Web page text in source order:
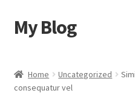
Skip
to
Skip
to
My Blog
Cart
Home Uncategorized
consequatur vel